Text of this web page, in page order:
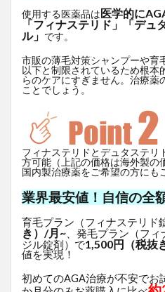
使用する医薬品は医学的に
「フィナステリド」「デュ
ル」 です。
市販の薄毛対策シャンプーや育
以下と制限されているため根本
らのケアにすぎません。治療薬
ことでしょう。
フィナステリドとデュタステリ
方可能（上記の価格は海外製の
国内製治療薬をご希望の方にも
業界最安値！自信の全
育毛プラン（フィナステリド
き）/月~ 、発毛プラン（フ
ジル錠剤）で1,500円（税抜
値を実現！
初めてのAGA治療が不安でお